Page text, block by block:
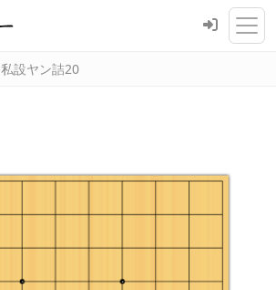
私設ヤン詰20